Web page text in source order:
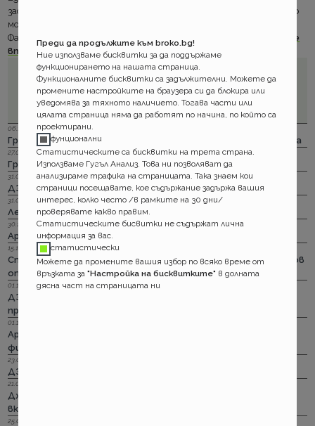
застрахователна сума над 40 000лв. При тях е задължително
монтирането на тракер. Безплатен е.
Факт е, че каското не се избира само по- цена.
Вижте нашите
впечатления за Армеец.
06.12.2023 г.
Групама: Ски и сноуборд безплатно при пътуване в чужбина
27.04.2023 г.
Групама: За каското
31.03.2023 г.
ДЗИ: Отличници в ликвидацията по каско
31.03.2023 г.
Лев Инс: Още месец на промоция по каско
30.11.2022 г.
Армеец: И асистанс за България по каско
15.11.2022 г.
Стикерът по гражданска отговорност с впечатляващ нов
опит да влезе в историята
01.11.2022 г.
ДЗИ: Стрийминг застраховката за злополука на промоция
през ноември
01.11.2022 г.
Армеец: Имуществото на лимит на промоция. Това за
фирмите също
23.09.2022 г.
ДЗИ: Ами няма такова каско!
21.09.2022 г.
Дженерали: Критични болести по злополука и заболяване,
включително и при задължителната трудова.
25.08.2022 г.
Преди да продължите към broko.bg!
Ние използваме бисквитки за да поддържаме
функционирането на нашата страница.
Функционалните бисквитки са задължителни. Можете да
промените настройките на браузера си да блокира или
уведомява за тяхното наличието. Тогава части или
цялата страница няма да работят по начина, по който са
проектирани.
фунционални
Статистическите са бисквитки на трета страна.
Използваме Гугъл Анализ. Това ни позволяват да
анализираме трафика на страницата. Така знаем кои
страници посещавате, кое съдържание задържа вашия
интерес, колко често /в рамките на 30 дни/
проверявате какво правим.
Статистическите бисвитки не съдържат лична
информация за вас.
статистически
Можете да промените вашия избор по всяко време от
връзката за "Настройка на бисквитките" в долната
дясна част на страницата ни